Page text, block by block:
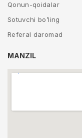
Qonun-qoidalar
Sotuvchi bo’ling
Referal daromad
MANZIL